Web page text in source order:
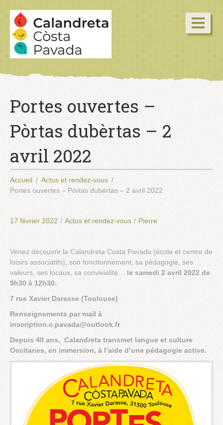
Portes ouvertes –
Pòrtas dubèrtas – 2
avril 2022
Accueil
Actus et rendez-vous
Portes ouvertes – Pòrtas dubèrtas – 2 avril 2022
17 février 2022 / Actus et rendez-vous / Pierre
Venez découvrir la Calandreta Costa Pavada (école et centre de
loisirs associatifs), son fonctionnement, sa pédagogie, ses
valeurs, ses locaux, sa convivialité…le samedi 2 avril 2022 de
9h30 à 12h30.
7 rue Xavier Darasse (Toulouse)
Renseignements par mail à
inscription.c.pavada@outlook.fr
Depuis 40 ans, Calandreta transmet langue et culture
Occitanes, en immersion, à l’aide d’une pédagogie active.